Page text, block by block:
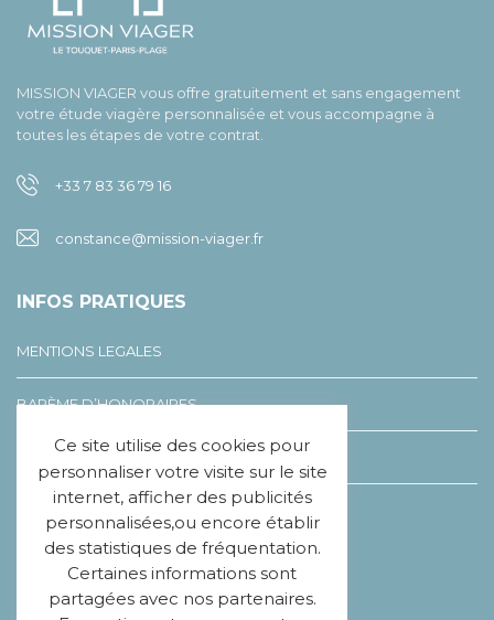
MISSION VIAGER vous offre gratuitement et sans engagement
votre étude viagère personnalisée et vous accompagne à
toutes les étapes de votre contrat.
+33 7 83 36 79 16
constance@mission-viager.fr
INFOS PRATIQUES
MENTIONS LEGALES
BARÈME D’HONORAIRES
LEXIQUE DU VIAGER
CHARTE ÉTHIQUE
Ce site utilise des cookies pour
personnaliser votre visite sur le site
internet, afficher des publicités
personnalisées,ou encore établir
des statistiques de fréquentation.
Certaines informations sont
partagées avec nos partenaires.